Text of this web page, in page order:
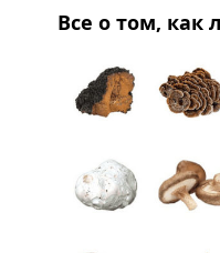
Все о том, как